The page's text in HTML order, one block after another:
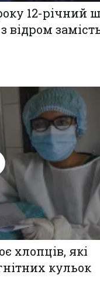
12-річний
відром
хлопців, які
кульок